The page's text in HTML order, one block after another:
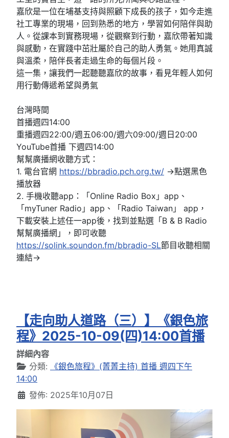
嘉欣是一位在埔基支持與照顧下成長的孩子，如今走進
社工專業的現場，回到熟悉的地方，學習如何陪伴與助
人。從課本到實務現場，從觀察到行動，嘉欣帶著知識
與感動，在實踐中茁壯屬於自己的助人勇氣。她用真誠
與溫柔，陪伴長者走過生命的每個片段。
這一集，讓我們一起聽聽嘉欣的故事，看見年輕人如何
用行動傳遞希望與勇氣
台灣時間
首播週四14:00
重播週四22:00/週五06:00/週六09:00/週日20:00
YouTube首播 下週四14:00
幫幫廣播網收聽方式：
1. 電台官網 https://bbradio.pch.org.tw/ →點選黑色
播放器
2. 手機收聽app：「Online Radio Box」app、
「myTuner Radio」app、「Radio Taiwan」 app，
下載安裝上述任一app後，找到並點選「B & B Radio
幫幫廣播網」，即可收聽
https://solink.soundon.fm/bbradio-SL節目收聽相關
連結→
【走向助人道路（三）】《銀色旅
程》2025-10-09(四)14:00首播
詳細內容
分類:
《銀色旅程》(菁菁主持) 首播 週四下午
14:00
發佈: 2025年10月07日